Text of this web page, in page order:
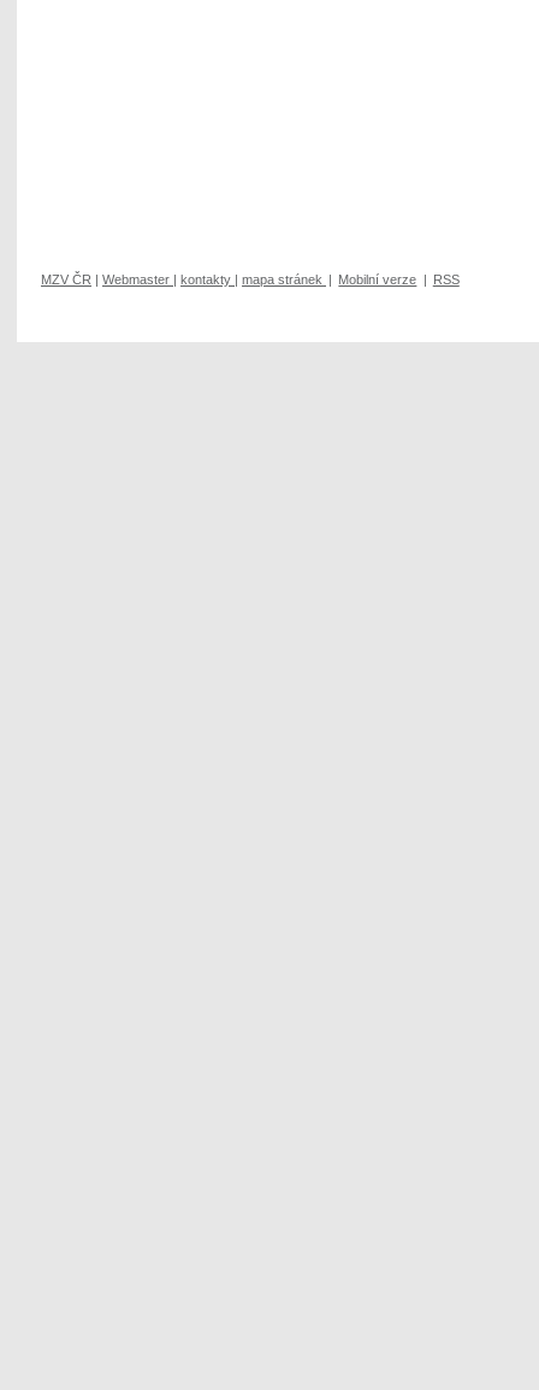
MZV ČR | Webmaster | kontakty | mapa stránek | Mobilní verze | RSS